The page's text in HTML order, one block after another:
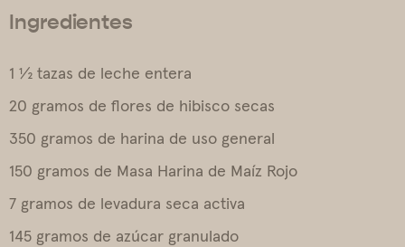
Ingredientes
1 ½ tazas de leche entera
20 gramos de flores de hibisco secas
350 gramos de harina de uso general
150 gramos de Masa Harina de Maíz Rojo
7 gramos de levadura seca activa
145 gramos de azúcar granulado